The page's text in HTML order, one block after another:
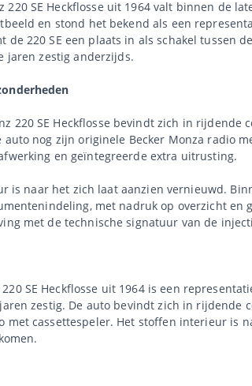
220 SE Heckflosse uit 1964 valt binnen
en stond het bekend als een
de 220 SE een plaats in als schakel tussen
jaren zestig anderzijds.
220 SE Heckflosse bevindt zich in
auto nog zijn originele Becker Monza radio
en geïntegreerde extra uitrusting.
is naar het zich laat aanzien vernieuwd.
met nadruk op overzicht en
met de technische signatuur van de
220 SE Heckflosse uit 1964 is een
zestig. De auto bevindt zich in
met cassettespeler. Het stoffen interieur is